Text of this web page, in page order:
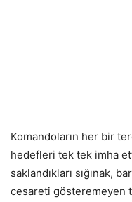
Komandoların her bir
hedefleri tek tek imha
saklandıkları sığınak,
cesareti gösteremeyen